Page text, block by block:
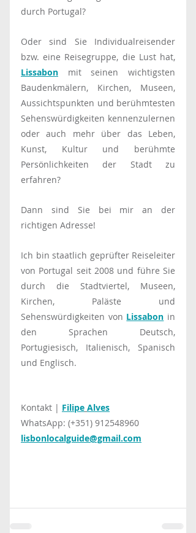
durch Portugal?
Oder sind Sie Individualreisender
Lissabon mit seinen wichtigsten
Baudenkmälern, Kirchen, Museen,
Aussichtspunkten und berühmtesten
Sehenswürdigkeiten kennenzulernen
oder auch mehr über das Leben,
Kunst, Kultur und berühmte
Persönlichkeiten der Stadt zu
erfahren?
Dann sind Sie bei mir an der
richtigen Adresse!
Ich bin staatlich geprüfter Reiseleiter
von Portugal seit 2008 und führe Sie
durch die Stadtviertel, Museen,
Kirchen, Paläste und
Sehenswürdigkeiten von Lissabon in
den Sprachen Deutsch,
Portugiesisch, Italienisch, Spanisch
und Englisch.
Kontakt | Filipe Alves
WhatsApp: (+351) 912548960
lisbonlocalguide@gmail.com